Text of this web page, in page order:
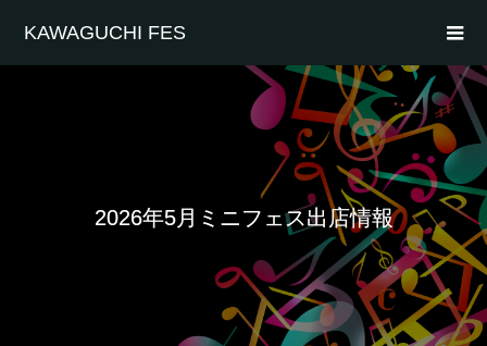
KAWAGUCHI FES
2026年5月ミニフェス出店情報